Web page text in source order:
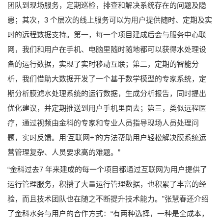
团队到现场服务，定期巡检，排查和解决系统存在的问题及隐
患；其次，3 个层次的线上服务可以为用户提供随时、定期及实
时的远程数据支持。第一，每一个项目建成后会与服务中心联
网，我们和用户在手机、电脑里随时随地都可以获得水处理设
备的运行数据，实现了实时移动互联；第二，定期的智能分
析，我们借助大数据开发了一个基于数学模型的专家系统，定
期分析膜滤水处理系统的运行数据，生成分析报告，同时提出
优化建议，并定期推送到用户手机里面去；第三，类似远程医
疗，通过视频由金科的专家和专业人员指导现场人员处理问
题，实时反馈。用‘互联网+’的方法帮助用户轻松解决膜系统运
营管理复杂、人员要求高的难题。”
“金科过去7 年来建成的每一个项目都通过互联网为用户提供了
运行管理服务，积攒了大量运行管理数据，也积累了丰富的经
验，而且技术团队也在随之不断提升技术能力。”张慧春还介绍
了金科水务与用户的合作方式：“有两种选择，一种是全成本，